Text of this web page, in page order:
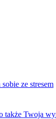
ze stresem
także Twoja